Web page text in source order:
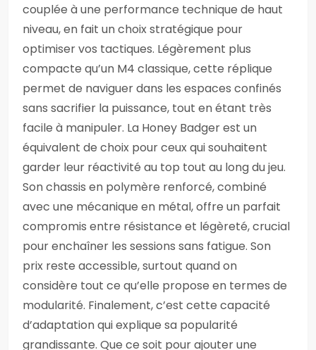
couplée à une performance technique de haut
niveau, en fait un choix stratégique pour
optimiser vos tactiques. Légèrement plus
compacte qu’un M4 classique, cette réplique
permet de naviguer dans les espaces confinés
sans sacrifier la puissance, tout en étant très
facile à manipuler. La Honey Badger est un
équivalent de choix pour ceux qui souhaitent
garder leur réactivité au top tout au long du jeu.
Son chassis en polymère renforcé, combiné
avec une mécanique en métal, offre un parfait
compromis entre résistance et légèreté, crucial
pour enchaîner les sessions sans fatigue. Son
prix reste accessible, surtout quand on
considère tout ce qu’elle propose en termes de
modularité. Finalement, c’est cette capacité
d’adaptation qui explique sa popularité
grandissante. Que ce soit pour ajouter une